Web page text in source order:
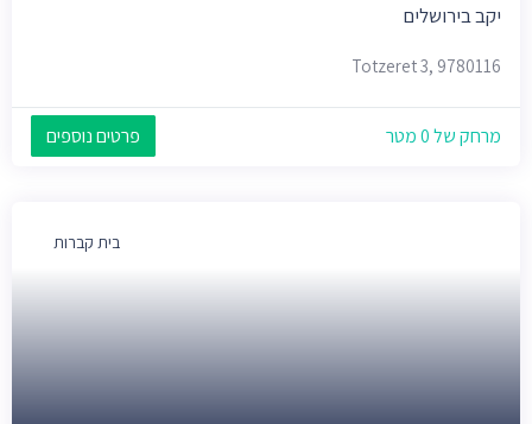
יקב בירושלים
Totzeret 3, 9780116
מרחק של 0 מטר פרטים נוספים
בית קברות